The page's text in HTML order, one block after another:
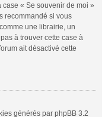
case « Se souvenir de moi »
recommandé si vous
une librairie, un
à trouver cette case à
ait désactivé cette
générés par phpBB 3.2